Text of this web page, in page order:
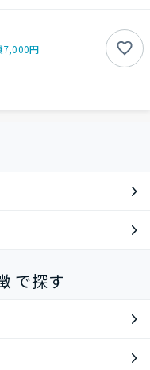
7,000円
で探す